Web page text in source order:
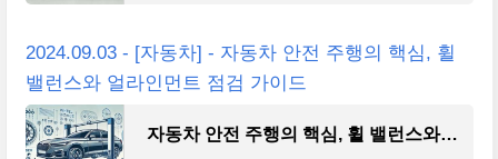
2024.09.03 - [자동차] - 자동차 안전 주행의 핵심, 휠
밸런스와 얼라인먼트 점검 가이드
자동차 안전 주행의 핵심, 휠 밸런스와 얼라인먼트 점검 가이드